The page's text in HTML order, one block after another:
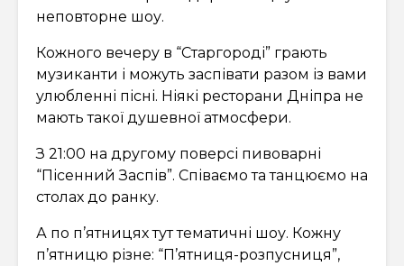
неповторне шоу.
Кожного вечеру в “Старгороді” грають
музиканти і можуть заспівати разом із вами
улюбленні пісні. Ніякі ресторани Дніпра не
мають такої душевної атмосфери.
З 21:00 на другому поверсі пивоварні
“Пісенний Заспів”. Співаємо та танцюємо на
столах до ранку.
А по п’ятницях тут тематичні шоу. Кожну
п’ятницю різне: “П’ятниця-розпусниця”,